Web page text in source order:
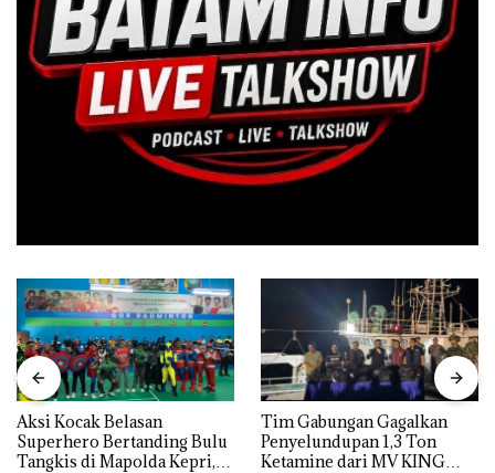
Aksi Kocak Belasan
Superhero Bertanding Bulu
Tangkis di Mapolda Kepri,
Tim Gabungan Gagalkan
Penyelundupan 1,3 Ton
Ketamine dari MV KING